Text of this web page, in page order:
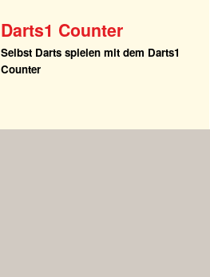
Darts1 Counter
Selbst Darts spielen mit dem Darts1
Counter